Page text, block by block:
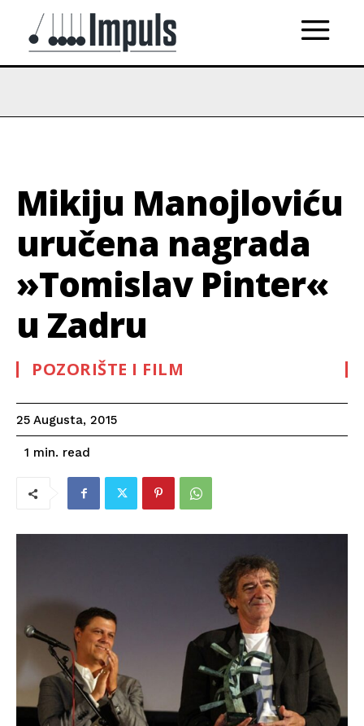
Mikiju Manojloviću
uručena nagrada
»Tomislav Pinter«
u Zadru
POZORIŠTE I FILM
25 Augusta, 2015
1 min. read